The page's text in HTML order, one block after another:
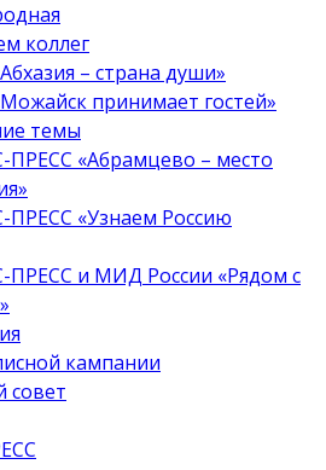
коллег
– страна души»
принимает гостей»
темы
ПРЕСС «Абрамцево – место
ПРЕСС «Узнаем Россию
ПРЕСС и МИД России «Рядом с
кампании
совет